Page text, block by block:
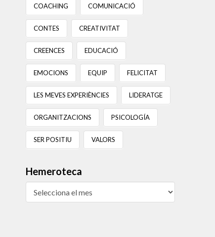
COACHING COMUNICACIÓ
CONTES CREATIVITAT
CREENCES EDUCACIÓ
EMOCIONS EQUIP FELICITAT
LES MEVES EXPERIÈNCIES LIDERATGE
ORGANITZACIONS PSICOLOGÍA
SER POSITIU VALORS
Hemeroteca
Hemeroteca